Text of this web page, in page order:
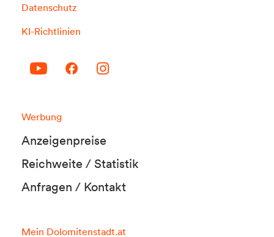
Datenschutz
KI-Richtlinien
Werbung
Anzeigenpreise
Reichweite / Statistik
Anfragen / Kontakt
Mein Dolomitenstadt.at